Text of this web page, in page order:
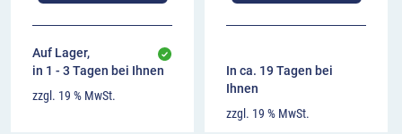
Auf Lager,
in 1 - 3 Tagen bei Ihnen
zzgl. 19 % MwSt.
In ca. 19 Tagen bei
Ihnen
zzgl. 19 % MwSt.